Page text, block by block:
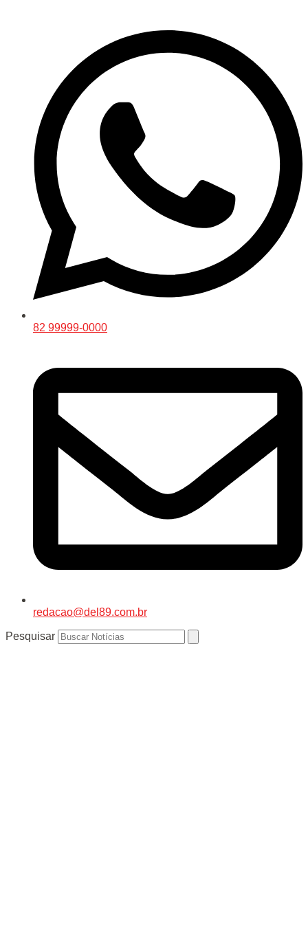
82 99999-0000
redacao@del89.com.br
Pesquisar